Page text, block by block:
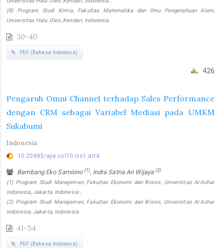
(8) Program Studi Kimia, Fakultas Matematika dan Ilmu Pengetahuan Alam,
Universitas Halu Oleo, Kendari, Indonesia
30-40
PDF (Bahasa Indonesia)
426
Pengaruh Omni Channel terhadap Sales Performance
dengan CRM sebagai Variabel Mediasi pada UMKM
Sukabumi
Indonesia
10.20885/ajie.vol10.iss1.art4
Bambang Eko Samiono (1), Indra Satria Ari Wijaya (2)
(1) Program Studi Manajemen, Fakultas Ekonomi dan Bisnis, Universitas Al-Azhar
Indonesia, Jakarta, Indonesia ,
(2) Program Studi Manajemen, Fakultas Ekonomi dan Bisnis, Universitas Al-Azhar
Indonesia, Jakarta, Indonesia
41-54
PDF (Bahasa Indonesia)